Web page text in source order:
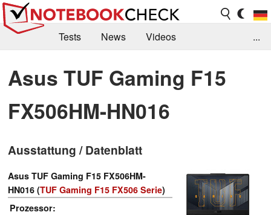
Tests News
Videos
Kaufberatung
Deals Suche
Jobs
Forum
...
Asus TUF Gaming F15
FX506HM-HN016
Ausstattung / Datenblatt
Asus TUF Gaming F15 FX506HM-
HN016 (TUF Gaming F15 FX506 Serie)
Prozessor